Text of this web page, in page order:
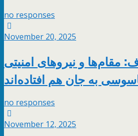
no responses
November 20, 2025
مقام‌ها و نیروهای امنیتی
به جان هم افتاده‌اند
no responses
November 12, 2025